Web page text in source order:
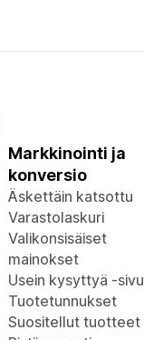
Markkinointi ja
konversio
Äskettäin katsottu
Varastolaskuri
Valikonsisäiset
mainokset
Usein kysyttyä -sivu
Tuotetunnukset
Suositellut tuotteet